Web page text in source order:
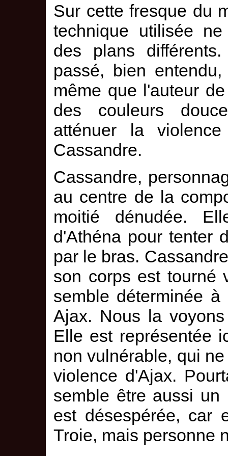
Sur cette fresque du
technique utilisée
des plans
passé, bien
même que l'auteur
des couleurs
atténuer la
Cassandre.
Cassandre,
au centre de la
moitié dénudée.
d'Athéna pour tenter
par le bras.
son corps est tourné
semble déterminée
Ajax. Nous la
Elle est représentée
non vulnérable, qui
violence d'Ajax.
semble être aussi
est désespérée, car
Troie, mais personne